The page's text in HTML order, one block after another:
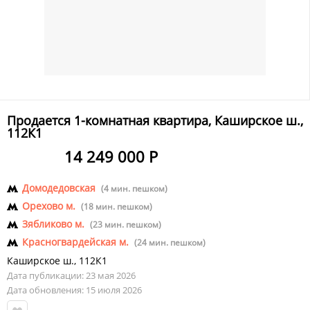
Продается 1-комнатная квартира, Каширское ш.,
112К1
14 249 000 Р
Домодедовская (4 мин. пешком)
Орехово м. (18 мин. пешком)
Зябликово м. (23 мин. пешком)
Красногвардейская м. (24 мин. пешком)
Каширское ш., 112К1
Дата публикации: 23 мая 2026
Дата обновления: 15 июля 2026